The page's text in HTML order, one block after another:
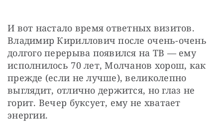
И вот настало время ответных визитов.
Владимир Кириллович после очень-очень
долгого перерыва появился на ТВ — ему
исполнилось 70 лет, Молчанов хорош, как
прежде (если не лучше), великолепно
выглядит, отлично держится, но глаз не
горит. Вечер буксует, ему не хватает
энергии.